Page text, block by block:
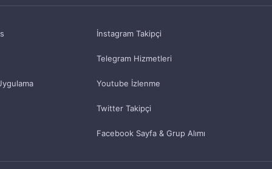
İnstagram Takipçi
Telegram Hizmetleri
Youtube İzlenme
Twitter Takipçi
Facebook Sayfa & Grup Alımı